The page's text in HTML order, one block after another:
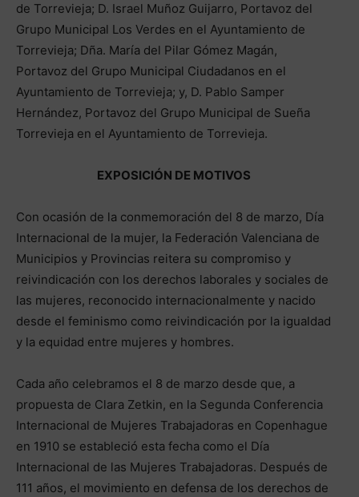
de Torrevieja; D. Israel Muñoz Guijarro, Portavoz del
Grupo Municipal Los Verdes en el Ayuntamiento de
Torrevieja; Dña. María del Pilar Gómez Magán,
Portavoz del Grupo Municipal Ciudadanos en el
Ayuntamiento de Torrevieja; y, D. Pablo Samper
Hernández, Portavoz del Grupo Municipal de Sueña
Torrevieja en el Ayuntamiento de Torrevieja.
EXPOSICIÓN DE MOTIVOS
Con ocasión de la conmemoración del 8 de marzo, Día
Internacional de la mujer, la Federación Valenciana de
Municipios y Provincias reitera su compromiso y
reivindicación con los derechos laborales y sociales de
las mujeres, reconocido internacionalmente y nacido
desde el feminismo como reivindicación por la igualdad
y la equidad entre mujeres y hombres.
Cada año celebramos el 8 de marzo desde que, a
propuesta de Clara Zetkin, en la Segunda Conferencia
Internacional de Mujeres Trabajadoras en Copenhague
en 1910 se estableció esta fecha como el Día
Internacional de las Mujeres Trabajadoras. Después de
111 años, el movimiento en defensa de los derechos de